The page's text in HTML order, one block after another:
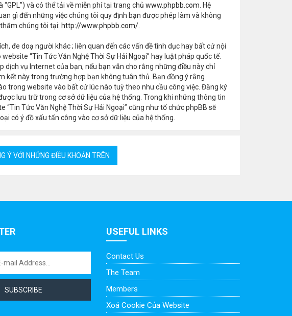
“GPL”) và có thể tải về miễn phí tại trang chủ www.phpbb.com . Hệ
gì đến những việc chúng tôi quy định bạn được phép làm và không
chúng tôi tại: http://www.phpbb.com/
đe doạ người khác ; liên quan đến các vấn đề tình dục hay bất cứ nội
“Tin Tức Văn Nghệ Thời Sự Hải Ngoại” hay luật pháp quốc tế.
vụ Internet của bạn, nếu bạn vẫn cho rằng những điều này chỉ
kết này trong trường hợp bạn không tuân thủ. Bạn đồng ý rằng
trong website vào bất cứ lúc nào tuỳ theo nhu cầu công việc. Đăng ký
lưu trữ trong cơ sở dữ liệu của hệ thống. Trong khi những thông tin
Tức Văn Nghệ Thời Sự Hải Ngoại” cũng như tổ chức phpBB sẽ
có ý đồ xấu tấn công vào cơ sở dữ liệu của hệ thống.
SUBSCRIBE
USEFUL LINKS
Contact Us
The Team
Members
Xoá Cookie Của Website